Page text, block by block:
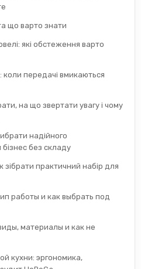
що варто знати
які обстеження варто
передачі вмикаються
на що звертати увагу і чому
надійного
без складу
практичний набір для
работы и как выбрать под
материалы и как не
кухни: эргономика,